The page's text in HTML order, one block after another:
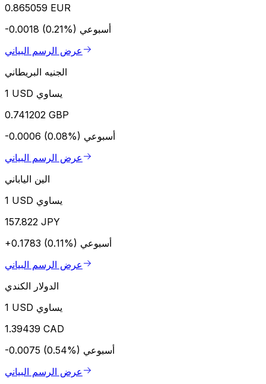
0.865059 EUR
-0.0018 (0.21%) أسبوعي
عرض الرسم البياني
الجنيه البريطاني
1 USD يساوي
0.741202 GBP
-0.0006 (0.08%) أسبوعي
عرض الرسم البياني
الين الياباني
1 USD يساوي
157.822 JPY
+0.1783 (0.11%) أسبوعي
عرض الرسم البياني
الدولار الكندي
1 USD يساوي
1.39439 CAD
-0.0075 (0.54%) أسبوعي
عرض الرسم البياني